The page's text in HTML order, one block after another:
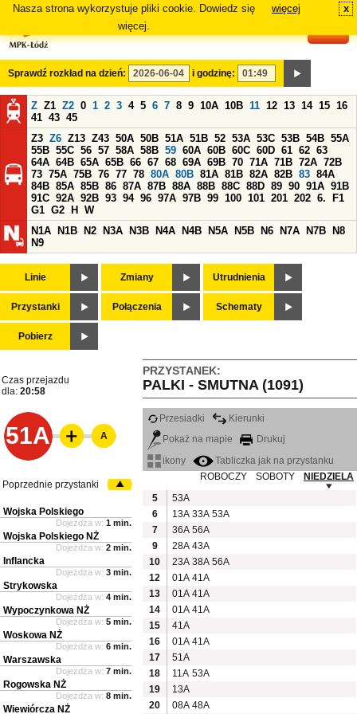
Nasza strona wykorzystuje pliki cookie. Dowiedz się
więcej.
więcej x
Sprawdź rozkład na dzień: i godzinę:
Z Z1 Z2 0 1 2 3 4 5 6 7 8 9 10A 10B 11 12 13 14 15 16
41 43 45
Z3 Z6 Z13 Z43 50A 50B 51A 51B 52 53A 53C 53B 54B 55A
55B 55C 56 57 58A 58B 59 60A 60B 60C 60D 61 62 63
64A 64B 65A 65B 66 67 68 69A 69B 70 71A 71B 72A 72B
73 75A 75B 76 77 78 80A 80B 81A 81B 82A 82B 83 84A
84B 85A 85B 86 87A 87B 88A 88B 88C 88D 89 90 91A 91B
91C 92A 92B 93 94 96 97A 97B 99 100 101 201 202 6.
F1
G1 G2 H
W
N1A
N1B N2 N3A N3B N4A N4B N5A N5B N6 N7A N7B
N8
N9
Linie Zmiany Utrudnienia
Przystanki Połączenia Schematy
Pobierz
PRZYSTANEK:
PALKI - SMUTNA (1091)
Czas przejazdu
dla: 20:58
51A
Przesiadki
Kierunki
Pokaż na mapie
Drukuj
ikony
Tabliczka jak na przystanku
ROBOCZY
SOBOTY
NIEDZIELA
5
53A
6
13A 33A 53A
7
36A 56A
9
28A 43A
10
23A 38A 56A
12
01A 41A
13
01A 41A
14
01A 41A
15
41A
16
01A 41A
17
51A
18
11A 53A
19
13A
20
08A 48A
A
Poprzednie przystanki
Wojska Polskiego
Dojeżdża w: 1 min.
Wojska Polskiego NŻ
Dojeżdża w: 2 min.
Inflancka
Dojeżdża w: 3 min.
Strykowska
Dojeżdża w: 4 min.
Wypoczynkowa NŻ
Dojeżdża w: 5 min.
Woskowa NŻ
Dojeżdża w: 6 min.
Warszawska
Dojeżdża w: 7 min.
Rogowska NŻ
Dojeżdża w: 8 min.
Wiewiórcza NŻ